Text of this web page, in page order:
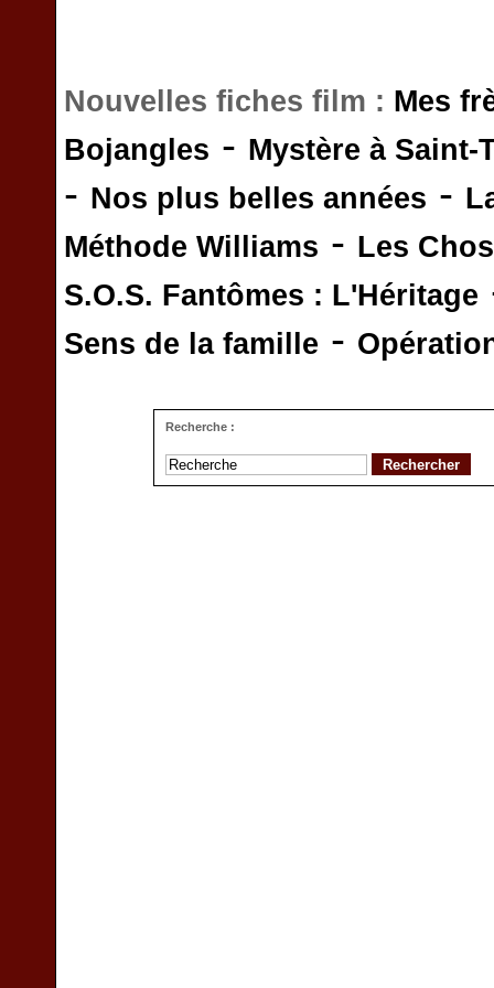
Nouvelles fiches film : Mes
Bojangles - Mystère à Saint-
- Nos plus belles années -
Méthode Williams - Les
S.O.S. Fantômes : L'Héritage
Sens de la famille -
Recherche :